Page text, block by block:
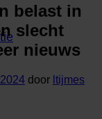
belast in
slecht
nieuws
door ltijmes